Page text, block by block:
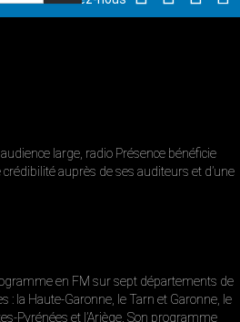
large, radio Présence bénéficie
auprès de ses auditeurs et d’une
en FM sur sept départements de
: la Haute-Garonne, le Tarn et Garonne, le
Pyrénées et l’Ariège. Son programme